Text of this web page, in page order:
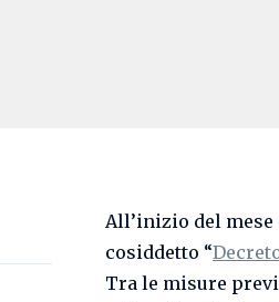
All’inizio del
cosiddetto “
Tra le misure